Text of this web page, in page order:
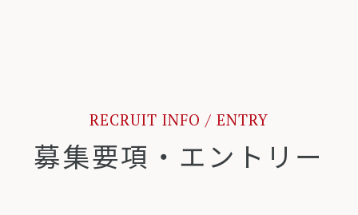
RECRUIT INFO / ENTRY
募集要項・エントリー